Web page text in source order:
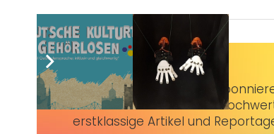
Taubenschlag+
bietet
3 € im Monat kannst du
erstklassige Artikel und